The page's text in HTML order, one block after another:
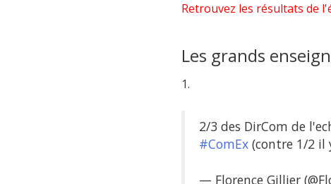
Retrouvez les résultats de
Les grands
1.
2/3 des DirCom de
#ComEx(contre 1/2 il
— Florence Gillier